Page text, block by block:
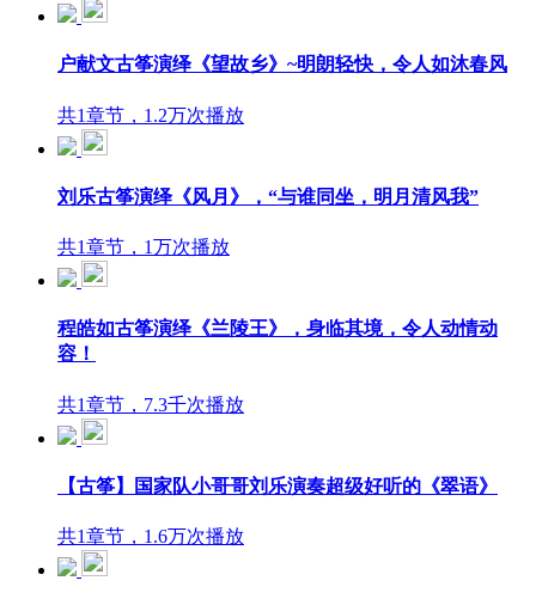
户献文古筝演绎《望故乡》~明朗轻快，令人如沐春风
共1章节，1.2万次播放
刘乐古筝演绎《风月》，“与谁同坐，明月清风我”
共1章节，1万次播放
程皓如古筝演绎《兰陵王》，身临其境，令人动情动
容！
共1章节，7.3千次播放
【古筝】国家队小哥哥刘乐演奏超级好听的《翠语》
共1章节，1.6万次播放